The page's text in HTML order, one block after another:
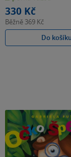
hvězdiček
330 Kč
Běžně 369 Kč
Do